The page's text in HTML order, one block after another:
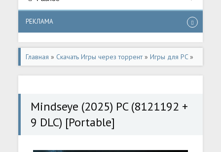
РЕКЛАМА
Главная » Скачать Игры через торрент»Игры для PC»
Экшен/Action
Mindseye (2025) PC (8121192 +
9 DLC) [Portable]